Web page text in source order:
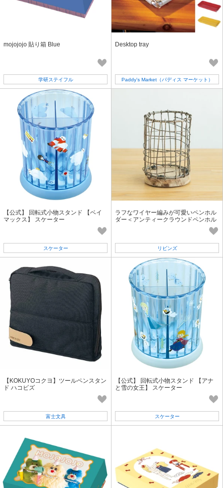
mojojojo 貼り箱 Blue
学研ステイフル
Desktop tray
Paddy's Market（パディス マーケット）
【公式】 回転式小物スタンド 【ベイ
マックス】 スケーター
スケーター
ラフなワイヤー編みが可愛いペンホル
ダー＜アンティークラウンドペンホル
リビンズ
【KOKUYOコクヨ】ツールペンスタン
ド ハコビズ
富士文具
【公式】 回転式小物スタンド 【アナ
と雪の女王】 スケーター
スケーター